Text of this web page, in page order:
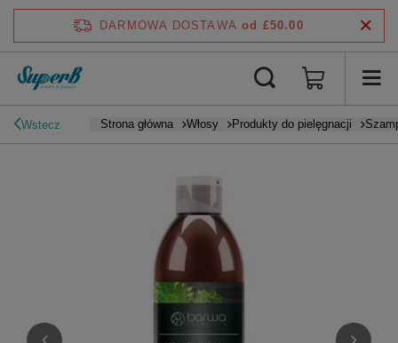
DARMOWA DOSTAWA od £50.00
Wstecz Strona główna Włosy Produkty do pielęgnacji